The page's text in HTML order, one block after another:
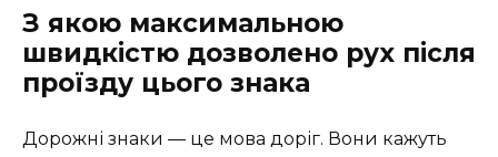
З якою максимальною
швидкістю дозволено рух після
проїзду цього знака
Дорожні знаки — це мова доріг. Вони кажуть